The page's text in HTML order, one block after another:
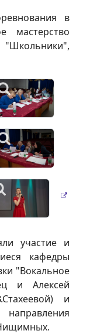
в
мастерство
участие и
кафедры
"Вокальное
и Алексей
и